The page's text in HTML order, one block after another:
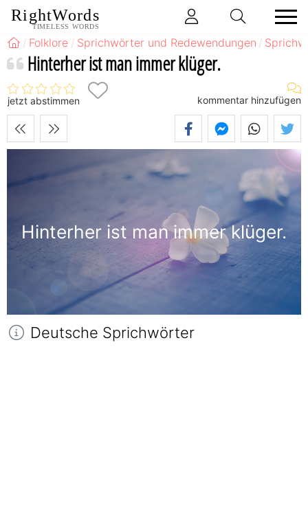
RightWords
TIMELESS WORDS
Folklore Sprichwörter und Redewendungen
Hinterher ist man immer klüger.
jetzt abstimmen kommentar hinzufügen
Hinterher ist man immer klüger.
Deutsche Sprichwörter